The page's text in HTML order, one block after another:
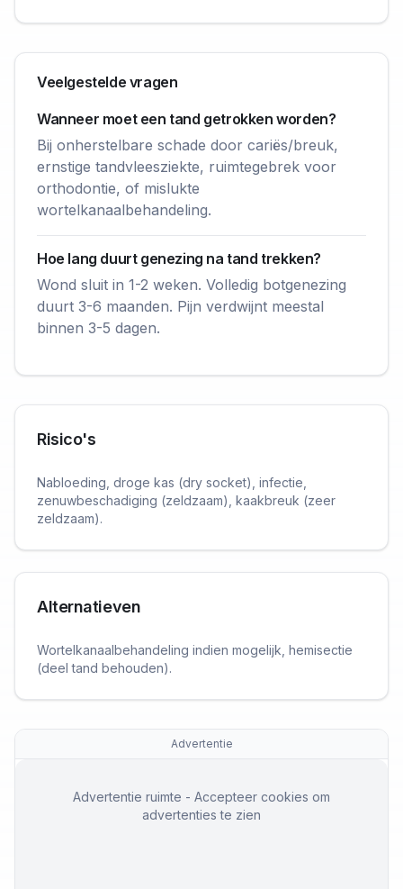
Veelgestelde vragen
Wanneer moet een tand getrokken worden?
Bij onherstelbare schade door cariës/breuk,
ernstige tandvleesziekte, ruimtegebrek voor
orthodontie, of mislukte
wortelkanaalbehandeling.
Hoe lang duurt genezing na tand trekken?
Wond sluit in 1-2 weken. Volledig botgenezing
duurt 3-6 maanden. Pijn verdwijnt meestal
binnen 3-5 dagen.
Risico's
Nabloeding, droge kas (dry socket), infectie,
zenuwbeschadiging (zeldzaam), kaakbreuk (zeer
zeldzaam).
Alternatieven
Wortelkanaalbehandeling indien mogelijk, hemisectie
(deel tand behouden).
Advertentie
Advertentie ruimte - Accepteer cookies om
advertenties te zien